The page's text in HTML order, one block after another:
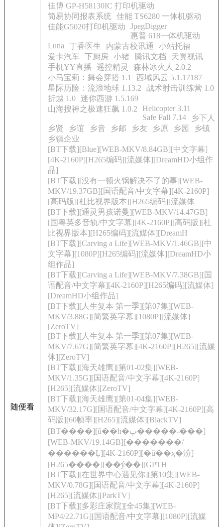
随便看
佳博 GP-H58130IC 打印机驱动
简易协同报表系统
佳能 TS6280 一体机驱动
佳能G5020打印机驱动
JpegDigger
惠普 618一体机驱动
Luna
丁香医生 内蒙古校讯通
小站托福
爱卡汽车
下厨房 小猪 腾讯文档
天翼视讯
手机YY直播
遥控精灵
森林冰火人 2.0.2
小马宝莉：舞会穿搭 1.1
西域风云 5.1.17187
星际历险：流浪地球 1.13.2
战术射击训练营 1.0
折越 1.0 迷你西游 1.5.169
山海搜神之极速狂飙 1.0.2
Helicopter 3.11
Safe Fall 7.14
乡下人
乡贤
乡谊 乡音 乡邮 乡友 乡原 乡园
乡镇
乡镇企业
[BT下载][Blue][WEB-MKV/8.84GB][中文字幕]
[4K-2160P][H265编码][流媒体][DreamHD小组作
品]
[BT下载][没有一顿火锅解决不了的事][WEB-
MKV/19.37GB][国语配音/中文字幕][4K-2160P]
[高码版][杜比视界版本][H265编码][流媒体
[BT下载][通灵男孩诺曼][WEB-MKV/14.47GB]
[国粤英多音轨/中文字幕][4K-2160P][高码版][杜
比视界版本][H265编码][流媒体][DreamH
[BT下载][Carving a Life][WEB-MKV/1.46GB][中
文字幕][1080P][H265编码][流媒体][DreamHD小
组作品]
[BT下载][Carving a Life][WEB-MKV/7.38GB][国
语配音/中文字幕][4K-2160P][H265编码][流媒体]
[DreamHD小组作品]
[BT下载][人生复本 第一季][第07集][WEB-
MKV/3.88G][简繁英字幕][1080P][流媒体]
[ZeroTV]
[BT下载][人生复本 第一季][第07集][WEB-
MKV/7.67G][简繁英字幕][4K-2160P][H265][流媒
体][ZeroTV]
[BT下载][海天雄鹰][第01-02集][WEB-
MKV/1.35G][国语配音/中文字幕][4K-2160P]
[H265][流媒体][ZeroTV]
[BT下载][海天雄鹰][第01-04集][WEB-
MKV/32.17G][国语配音/中文字幕][4K-2160P][高
码版][60帧率][H265][流媒体][BlackTV]
[BT����][û��һ�ٻ�����˵���]
[WEB-MKV/19.14GB][�������/
������Ļ][4K-2160P][�ű��ӽ�汾]
[H265����][��ý��][GPTH
[BT下载][在世界中心遇见你][第10集][WEB-
MKV/0.78G][国语配音/中文字幕][4K-2160P]
[H265][流媒体][ParkTV]
[BT下载][多彩庄家院][全45集][WEB-
MP4/22.71G][国语配音/中文字幕][1080P][流媒